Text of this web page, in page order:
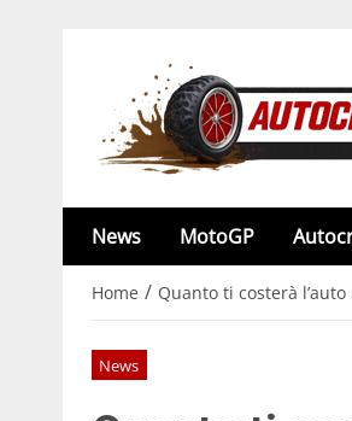
News MotoGP
Home / Quanto ti costerà
News